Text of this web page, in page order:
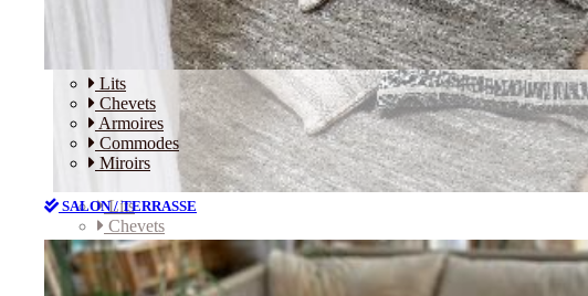
Lits
Chevets
Armoires
Commodes
Miroirs
SALON / TERRASSE
Lits
Chevets
Armoires
Commodes
Miroirs